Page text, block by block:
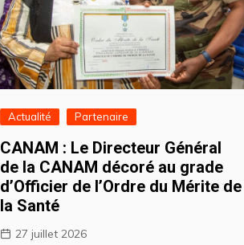
Actualité Partenaire
CANAM : Le Directeur Général
de la CANAM décoré au grade
d’Officier de l’Ordre du Mérite de
la Santé
27 juillet 2026